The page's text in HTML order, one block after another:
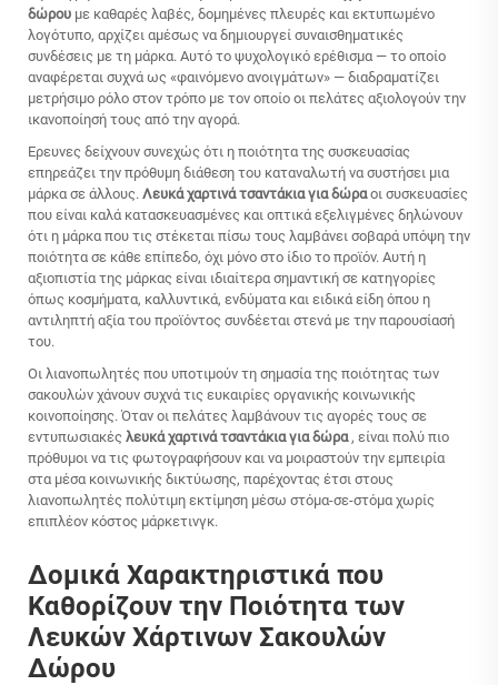
δώρου με καθαρές λαβές, δομημένες πλευρές και εκτυπωμένο
λογότυπο, αρχίζει αμέσως να δημιουργεί συναισθηματικές
συνδέσεις με τη μάρκα. Αυτό το ψυχολογικό ερέθισμα — το οποίο
αναφέρεται συχνά ως «φαινόμενο ανοιγμάτων» — διαδραματίζει
μετρήσιμο ρόλο στον τρόπο με τον οποίο οι πελάτες αξιολογούν την
ικανοποίησή τους από την αγορά.
Έρευνες δείχνουν συνεχώς ότι η ποιότητα της συσκευασίας
επηρεάζει την πρόθυμη διάθεση του καταναλωτή να συστήσει μια
μάρκα σε άλλους. Λευκά χαρτινά τσαντάκια για δώραοι συσκευασίες
που είναι καλά κατασκευασμένες και οπτικά εξελιγμένες δηλώνουν
ότι η μάρκα που τις στέκεται πίσω τους λαμβάνει σοβαρά υπόψη την
ποιότητα σε κάθε επίπεδο, όχι μόνο στο ίδιο το προϊόν. Αυτή η
αξιοπιστία της μάρκας είναι ιδιαίτερα σημαντική σε κατηγορίες
όπως κοσμήματα, καλλυντικά, ενδύματα και ειδικά είδη όπου η
αντιληπτή αξία του προϊόντος συνδέεται στενά με την παρουσίασή
του.
Οι λιανοπωλητές που υποτιμούν τη σημασία της ποιότητας των
σακουλών χάνουν συχνά τις ευκαιρίες οργανικής κοινωνικής
κοινοποίησης. Όταν οι πελάτες λαμβάνουν τις αγορές τους σε
εντυπωσιακές λευκά χαρτινά τσαντάκια για δώρα, είναι πολύ πιο
πρόθυμοι να τις φωτογραφήσουν και να μοιραστούν την εμπειρία
στα μέσα κοινωνικής δικτύωσης, παρέχοντας έτσι στους
λιανοπωλητές πολύτιμη εκτίμηση μέσω στόμα-σε-στόμα χωρίς
επιπλέον κόστος μάρκετινγκ.
Δομικά Χαρακτηριστικά που
Καθορίζουν την Ποιότητα των
Λευκών Χάρτινων Σακουλών
Δώρου